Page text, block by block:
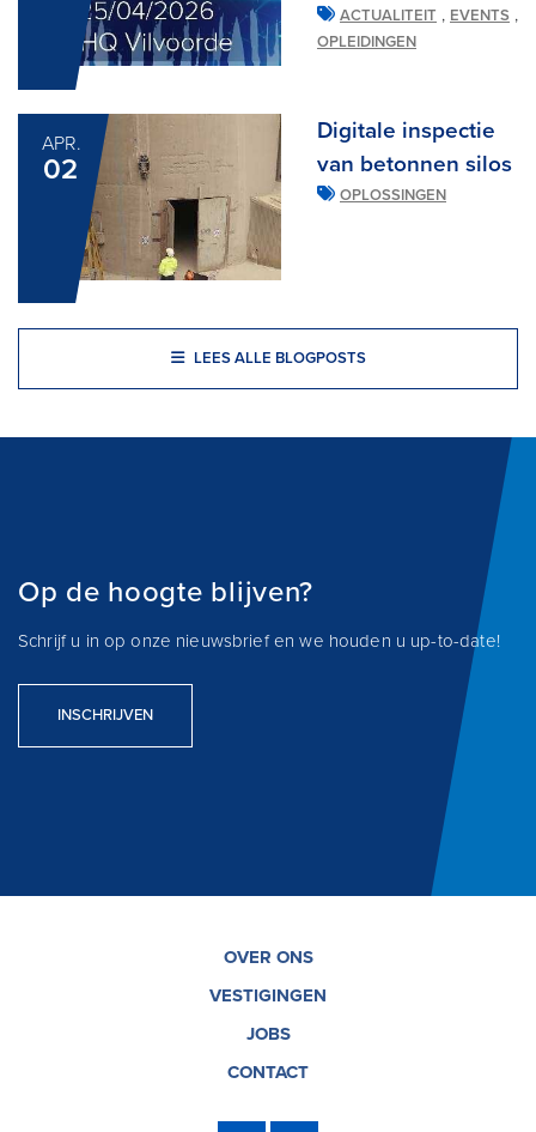
ACTUALITEIT , EVENTS ,
OPLEIDINGEN
APR.
02
Digitale inspectie
van betonnen silos
OPLOSSINGEN
LEES ALLE BLOGPOSTS
Op de hoogte blijven?
Schrijf u in op onze nieuwsbrief en we houden u up-to-date!
INSCHRIJVEN
OVER ONS
VESTIGINGEN
JOBS
CONTACT